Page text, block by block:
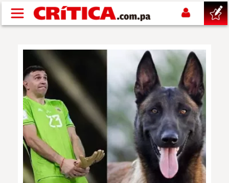
Pasar al contenido principal
SUCESOS
NACIONAL
POLÍTICA
SHOW